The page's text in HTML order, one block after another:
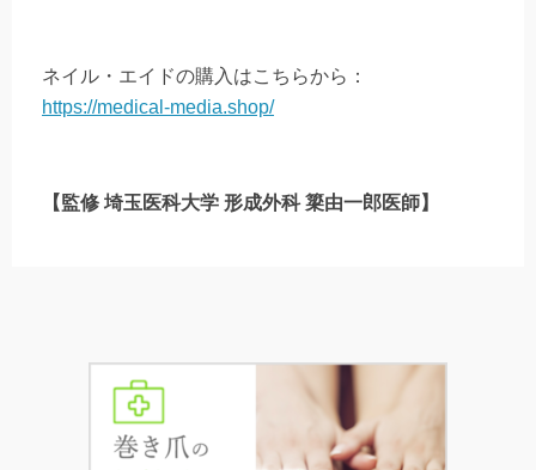
ネイル・エイドの購入はこちらから：
https://medical-media.shop/
【監修 埼玉医科大学 形成外科 簗由一郎医師】